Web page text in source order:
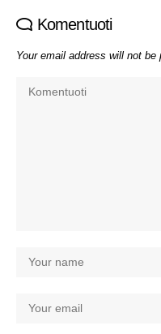
Komentuoti
Your email address will not be